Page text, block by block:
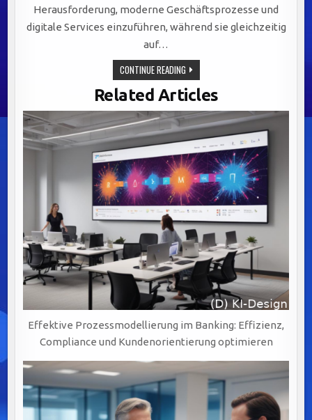
Herausforderung, moderne Geschäftsprozesse und
digitale Services einzuführen, während sie gleichzeitig
auf…
CONTINUE READINGEFFIZIENTE
INTEGRATION
VON
LEGACY-
SYSTEMEN:
SCHLÜSSEL
ZU
AGILEM
BANKING
DURCH
BPM-
LÖSUNGEN
Related Articles
Effektive Prozessmodellierung im Banking: Effizienz,
Compliance und Kundenorientierung optimieren